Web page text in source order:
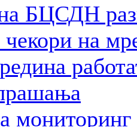
БЦСДН
на
мониторинг